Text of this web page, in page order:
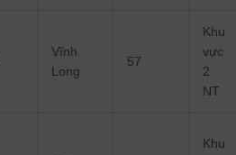
Vĩnh
Long
57
Khu
vực
2
NT
Khu